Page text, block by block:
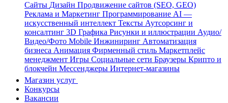
Сайты Дизайн Продвижение сайтов (SEO, GEO)
Реклама и Маркетинг Программирование AI —
искусственный интеллект Тексты Аутсорсинг и
консалтинг 3D Графика Рисунки и иллюстрации Аудио/
Видео/Фото Mobile Инжиниринг Автоматизация
бизнеса Анимация Фирменный стиль Маркетплейс
менеджмент Игры Социальные сети Браузеры Крипто и
блокчейн Мессенджеры Интернет-магазины
Магазин услуг
Конкурсы
Вакансии